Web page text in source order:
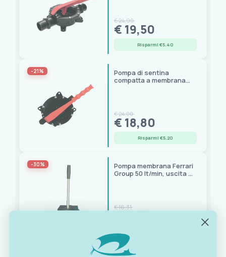
€ 24,90
€ 19,50
Risparmi €5.40
-21%
Pompa di sentina
compatta a membrana
€ 24,00
€ 18,80
Risparmi €5.20
-30%
Pompa membrana Ferrari
Group 50 lt/min, uscita Ø
€ 16,31